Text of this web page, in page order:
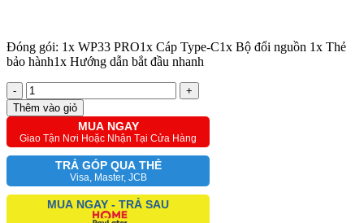
Đóng gói: 1x WP33 PRO1x Cáp Type-C1x Bộ đổi nguồn 1x Thẻ
bảo hành1x Hướng dẫn bắt đầu nhanh
-
+
Thêm vào giỏ
MUA NGAY
Giao Tận Nơi Hoặc Nhận Tại Cửa Hàng
TRẢ GÓP QUA THẺ
Visa, Master, JCB
MUA NGAY - TRẢ SAU